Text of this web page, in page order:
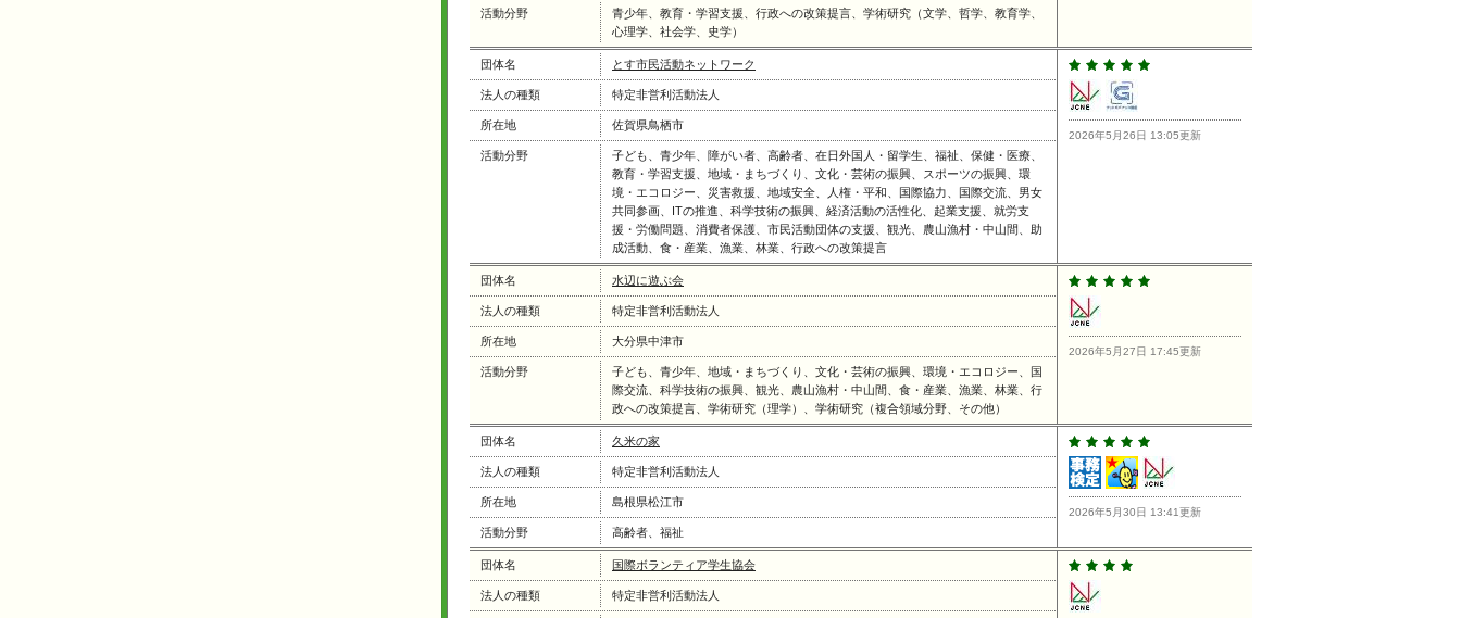
活動分野
青少年、教育・学習支援、行政への改策提言、学術研究（文学、哲学、教育学、
心理学、社会学、史学）
団体名 とす市民活動ネットワーク
法人の種類 特定非営利活動法人
所在地 佐賀県鳥栖市
活動分野
子ども、青少年、障がい者、高齢者、在日外国人・留学生、福祉、保健・医療、
教育・学習支援、地域・まちづくり、文化・芸術の振興、スポーツの振興、環
境・エコロジー、災害救援、地域安全、人権・平和、国際協力、国際交流、男女
共同参画、ITの推進、科学技術の振興、経済活動の活性化、起業支援、就労支
援・労働問題、消費者保護、市民活動団体の支援、観光、農山漁村・中山間、助
成活動、食・産業、漁業、林業、行政への改策提言
2026年5月26日 13:05更新
団体名 水辺に遊ぶ会
法人の種類 特定非営利活動法人
所在地 大分県中津市
活動分野
子ども、青少年、地域・まちづくり、文化・芸術の振興、環境・エコロジー、国
際交流、科学技術の振興、観光、農山漁村・中山間、食・産業、漁業、林業、行
政への改策提言、学術研究（理学）、学術研究（複合領域分野、その他）
2026年5月27日 17:45更新
団体名 久米の家
法人の種類 特定非営利活動法人
所在地 島根県松江市
活動分野 高齢者、福祉
2026年5月30日 13:41更新
団体名 国際ボランティア学生協会
法人の種類 特定非営利活動法人